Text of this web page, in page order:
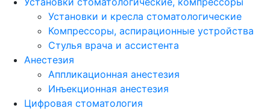
Установки и кресла стоматологические
Компрессоры, аспирационные устройства
Стулья врача и ассистента
Анестезия
Аппликационная анестезия
Инъекционная анестезия
Цифровая стоматология